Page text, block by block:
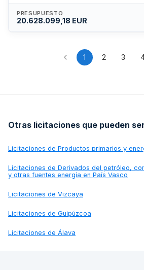
tecnológica unificada. Se estructura
funcional indivisible que asegura la
PRESUPUESTO
20.628.099,18 EUR
1 2 3 4
Otras licitaciones que pueden
Licitaciones de Productos primarios y
Licitaciones de Derivados del petróleo,
y otras fuentes energía en País Vasco
Licitaciones de Vizcaya
Licitaciones de Guipúzcoa
Licitaciones de Álava